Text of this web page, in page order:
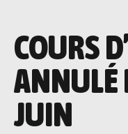
COURS
ANNULÉ
JUIN